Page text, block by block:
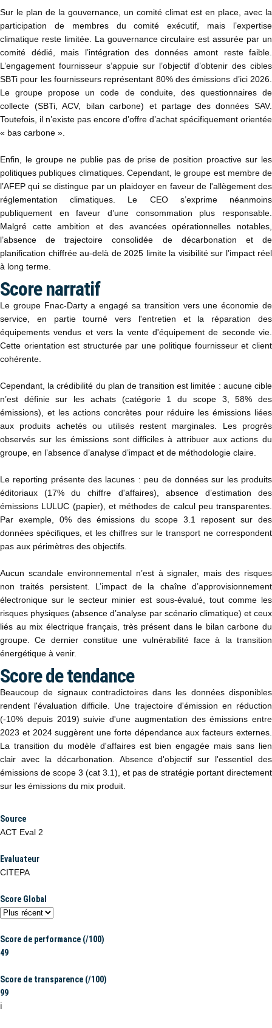
Sur le plan de la gouvernance, un comité climat est en place, avec la
participation de membres du comité exécutif, mais l’expertise
climatique reste limitée. La gouvernance circulaire est assurée par un
comité dédié, mais l’intégration des données amont reste faible.
L’engagement fournisseur s’appuie sur l’objectif d’obtenir des cibles
SBTi pour les fournisseurs représentant 80% des émissions d’ici 2026.
Le groupe propose un code de conduite, des questionnaires de
collecte (SBTi, ACV, bilan carbone) et partage des données SAV.
Toutefois, il n’existe pas encore d’offre d’achat spécifiquement orientée
« bas carbone ».
Enfin, le groupe ne publie pas de prise de position proactive sur les
politiques publiques climatiques. Cependant, le groupe est membre de
l’AFEP qui se distingue par un plaidoyer en faveur de l'allègement des
réglementation climatiques. Le CEO s’exprime néanmoins
publiquement en faveur d’une consommation plus responsable.
Malgré cette ambition et des avancées opérationnelles notables,
l’absence de trajectoire consolidée de décarbonation et de
planification chiffrée au-delà de 2025 limite la visibilité sur l’impact réel
à long terme.
Score narratif
Le groupe Fnac-Darty a engagé sa transition vers une économie de
service, en partie tourné vers l'entretien et la réparation des
équipements vendus et vers la vente d'équipement de seconde vie.
Cette orientation est structurée par une politique fournisseur et client
cohérente.
Cependant, la crédibilité du plan de transition est limitée : aucune cible
n’est définie sur les achats (catégorie 1 du scope 3, 58% des
émissions), et les actions concrètes pour réduire les émissions liées
aux produits achetés ou utilisés restent marginales. Les progrès
observés sur les émissions sont difficiles à attribuer aux actions du
groupe, en l’absence d’analyse d’impact et de méthodologie claire.
Le reporting présente des lacunes : peu de données sur les produits
éditoriaux (17% du chiffre d'affaires), absence d’estimation des
émissions LULUC (papier), et méthodes de calcul peu transparentes.
Par exemple, 0% des émissions du scope 3.1 reposent sur des
données spécifiques, et les chiffres sur le transport ne correspondent
pas aux périmètres des objectifs.
Aucun scandale environnemental n’est à signaler, mais des risques
non traités persistent. L’impact de la chaîne d’approvisionnement
électronique sur le secteur minier est sous-évalué, tout comme les
risques physiques (absence d’analyse par scénario climatique) et ceux
liés au mix électrique français, très présent dans le bilan carbone du
groupe. Ce dernier constitue une vulnérabilité face à la transition
énergétique à venir.
Score de tendance
Beaucoup de signaux contradictoires dans les données disponibles
rendent l'évaluation difficile. Une trajectoire d'émission en réduction
(-10% depuis 2019) suivie d'une augmentation des émissions entre
2023 et 2024 suggèrent une forte dépendance aux facteurs externes.
La transition du modèle d'affaires est bien engagée mais sans lien
clair avec la décarbonation. Absence d'objectif sur l'essentiel des
émissions de scope 3 (cat 3.1), et pas de stratégie portant directement
sur les émissions du mix produit.
Source
ACT Eval 2
Evaluateur
CITEPA
Score Global
Score de performance (/100)
49
Score de transparence (/100)
99
ℹ️